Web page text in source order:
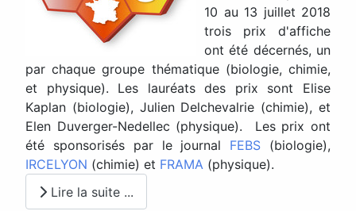
10 au 13 juillet 2018
trois prix d'affiche
ont été décernés, un
par chaque groupe thématique (biologie, chimie,
et physique). Les lauréats des prix sont Elise
Kaplan (biologie), Julien Delchevalrie (chimie), et
Elen Duverger-Nedellec (physique). Les prix ont
été sponsorisés par le journal FEBS (biologie),
IRCELYON (chimie) et FRAMA (physique).
Lire la suite ...